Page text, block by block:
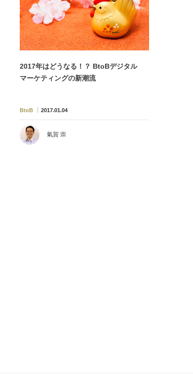
2017年はどうなる！？ BtoBデジタル
マーケティングの新潮流
BtoB 2017.01.04
氣賀 崇